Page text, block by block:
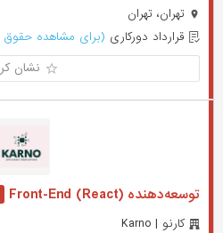
تهران، تهران
قرارداد دورکاری (برای مشاهده حقوق
نشان
توسعه‌دهنده (Front-End (React
کارنو | Karno